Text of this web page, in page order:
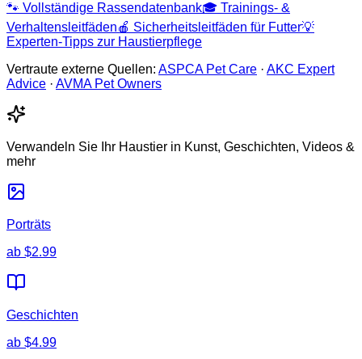
🐾 Vollständige Rassendatenbank🎓 Trainings- &
Verhaltensleitfäden🍎 Sicherheitsleitfäden für Futter💡
Experten-Tipps zur Haustierpflege
Vertraute externe Quellen: ASPCA Pet Care · AKC Expert
Advice · AVMA Pet Owners
Verwandeln Sie Ihr Haustier in Kunst, Geschichten, Videos &
mehr
Porträts
ab $2.99
Geschichten
ab $4.99